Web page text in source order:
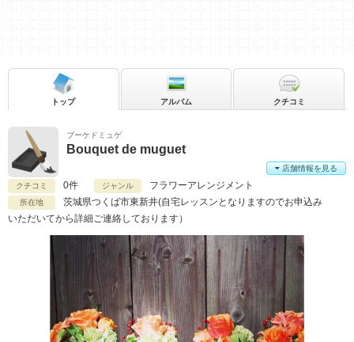
ブーケドミュゲ
Bouquet de muguet
クチコミ 0件 ジャンル フラワーアレンジメント
所在地 茨城県つくば市東新井(自宅レッスンとなりますのでお申込み
いただいてから詳細ご連絡しております）
店舗情報を見る
トップ アルバム クチコミ